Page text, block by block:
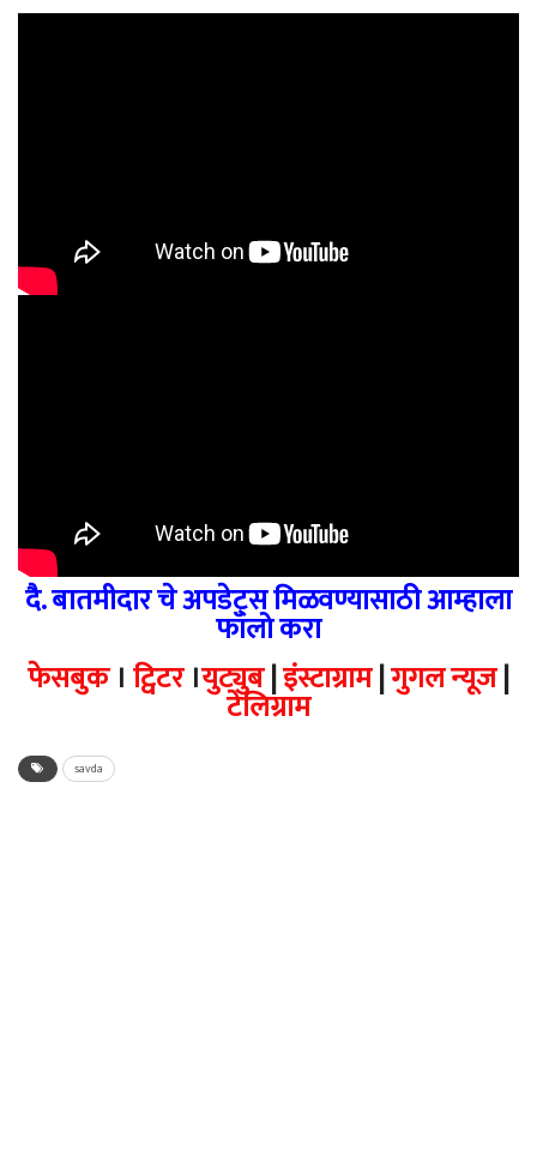
दै. बातमीदार चे अपडेट्स मिळवण्यासाठी आम्हाला
फॉलो करा
फेसबुक। ट्विटर।युट्युब|इंस्टाग्राम|गुगल न्यूज|
टेलिग्राम
savda